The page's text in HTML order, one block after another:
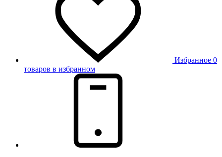
Избранное 0
товаров в избранном